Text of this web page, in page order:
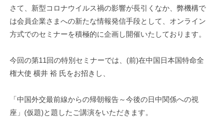
構
u
m
さて、新型コロナウイルス禍の影響が長引くなか、弊機構で
は会員企業さまへの新たな情報発信手段として、オンライン
方式でのセミナーを積極的に企画し開催いたしております。
今回の第11回の特別セミナーでは、(前)在中国日本国特命全
権大使 横井 裕 氏をお招きし、
「中国外交最前線からの帰朝報告～今後の日中関係への視
座」(仮題)と題したご講演をいただきます。